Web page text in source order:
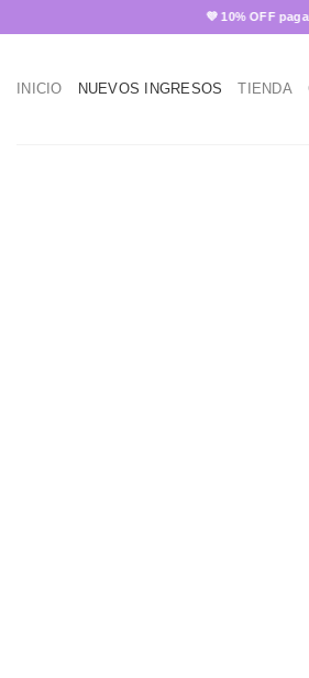
to
💜 10% OFF pagando
INICIO NUEVOS INGRESOS TIENDA